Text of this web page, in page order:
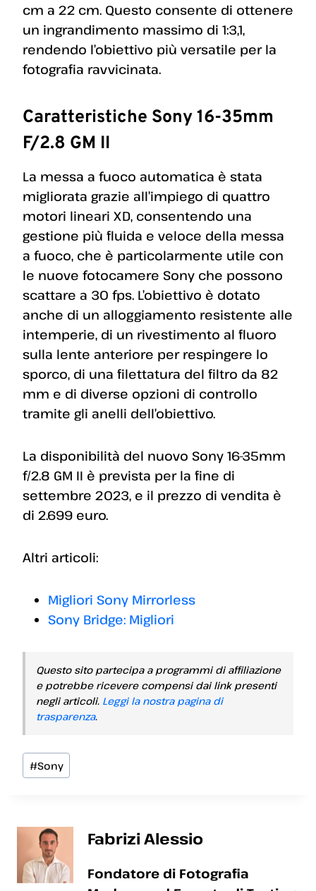
cm a 22 cm. Questo consente di ottenere
un ingrandimento massimo di 1:3,1,
rendendo l’obiettivo più versatile per la
fotografia ravvicinata.
Caratteristiche Sony 16-35mm
F/2.8 GM II
La messa a fuoco automatica è stata
migliorata grazie all’impiego di quattro
motori lineari XD, consentendo una
gestione più fluida e veloce della messa
a fuoco, che è particolarmente utile con
le nuove fotocamere Sony che possono
scattare a 30 fps. L’obiettivo è dotato
anche di un alloggiamento resistente alle
intemperie, di un rivestimento al fluoro
sulla lente anteriore per respingere lo
sporco, di una filettatura del filtro da 82
mm e di diverse opzioni di controllo
tramite gli anelli dell’obiettivo.
La disponibilità del nuovo Sony 16-35mm
f/2.8 GM II è prevista per la fine di
settembre 2023, e il prezzo di vendita è
di 2.699 euro.
Altri articoli:
Migliori Sony Mirrorless
Sony Bridge: Migliori
Questo sito partecipa a programmi di affiliazione
e potrebbe ricevere compensi dai link presenti
negli articoli. Leggi la nostra pagina di
trasparenza.
Tag
articolo:
#Sony
Fabrizi Alessio
Fondatore di Fotografia